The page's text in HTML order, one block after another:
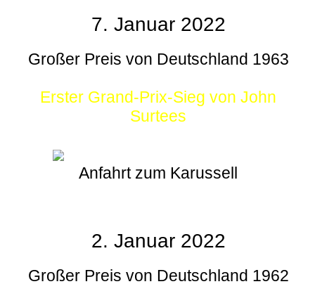
7. Januar 2022
Großer Preis von Deutschland 1963
Erster Grand-Prix-Sieg von John
Surtees
Anfahrt zum Karussell
2. Januar 2022
Großer Preis von Deutschland 1962